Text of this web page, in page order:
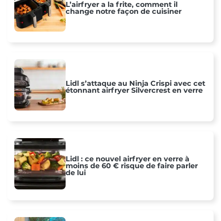
L’airfryer a la frite, comment il
change notre façon de cuisiner
Lidl s’attaque au Ninja Crispi avec cet
étonnant airfryer Silvercrest en verre
Lidl : ce nouvel airfryer en verre à
moins de 60 € risque de faire parler
de lui